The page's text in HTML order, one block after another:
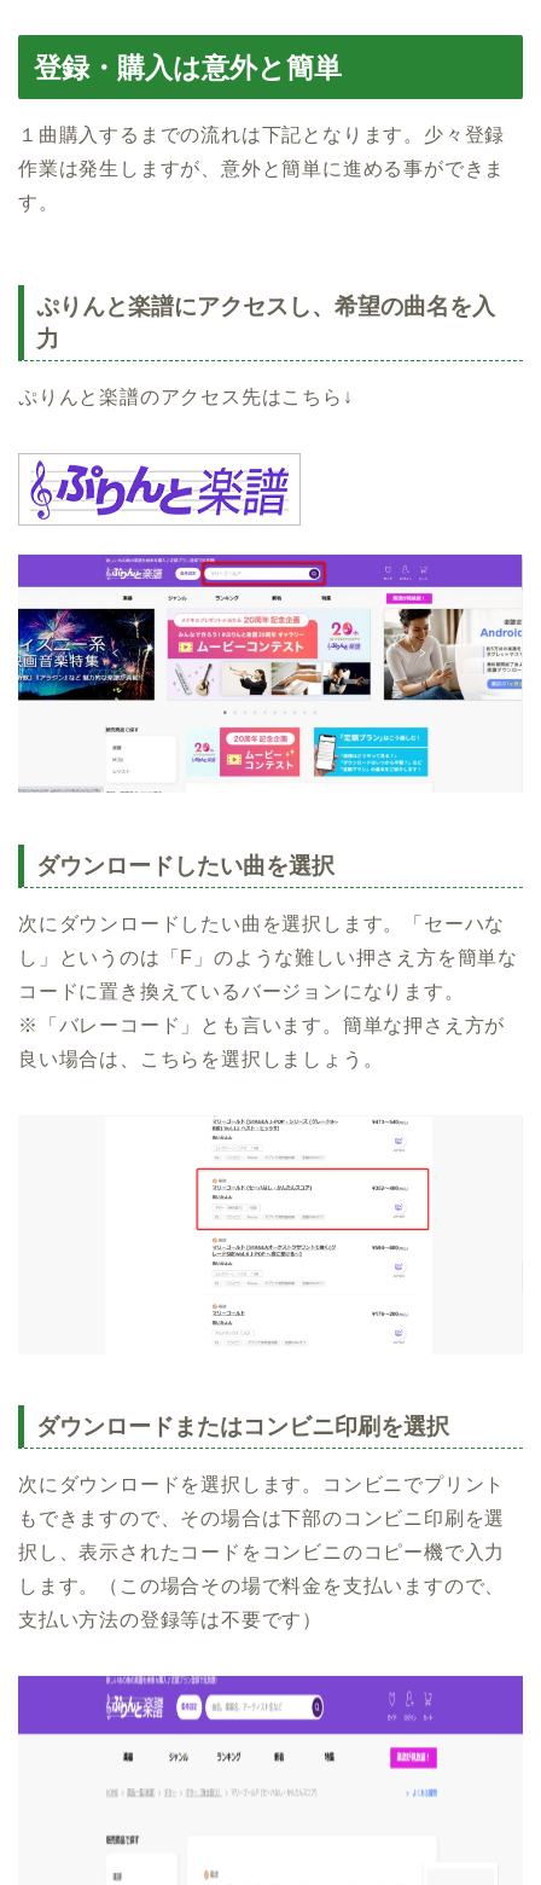
登録・購入は意外と簡単
１曲購入するまでの流れは下記となります。少々登録
作業は発生しますが、意外と簡単に進める事ができま
す。
ぷりんと楽譜にアクセスし、希望の曲名を入
力
ぷりんと楽譜のアクセス先はこちら↓
ダウンロードしたい曲を選択
次にダウンロードしたい曲を選択します。「セーハな
し」というのは「F」のような難しい押さえ方を簡単な
コードに置き換えているバージョンになります。
※「バレーコード」とも言います。簡単な押さえ方が
良い場合は、こちらを選択しましょう。
ダウンロードまたはコンビニ印刷を選択
次にダウンロードを選択します。コンビニでプリント
もできますので、その場合は下部のコンビニ印刷を選
択し、表示されたコードをコンビニのコピー機で入力
します。（この場合その場で料金を支払いますので、
支払い方法の登録等は不要です）